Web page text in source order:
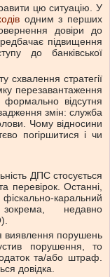
цю ситуацію. У
одним з перших
довіри до
підвищення
до банківської
стратегії
перезавантаження
відсутня
змін: служба
Чому відносини
погіршитися і чи
ДПС стосується
перевірок. Останні,
каральний
недавно
виявлення порушень
порушення, то
та/або штраф.
довідка.